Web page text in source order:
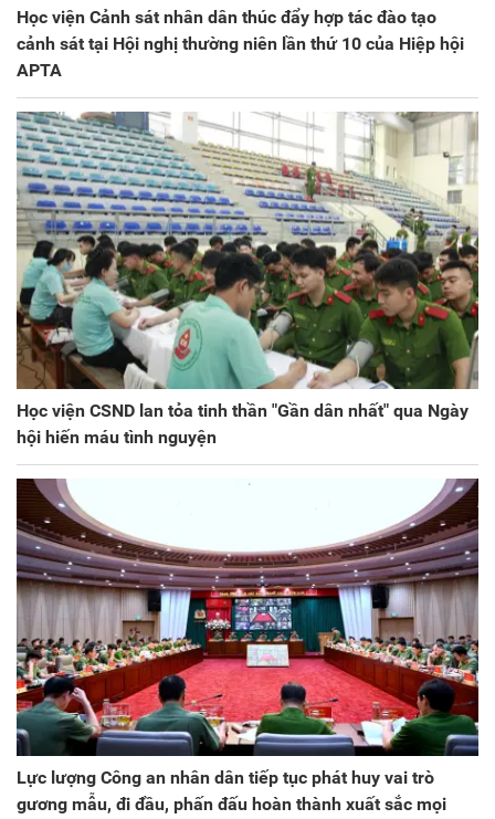
Học viện Cảnh sát nhân dân thúc đẩy hợp tác đào tạo
cảnh sát tại Hội nghị thường niên lần thứ 10 của Hiệp hội
APTA
Học viện CSND lan tỏa tinh thần "Gần dân nhất" qua Ngày
hội hiến máu tình nguyện
Lực lượng Công an nhân dân tiếp tục phát huy vai trò
gương mẫu, đi đầu, phấn đấu hoàn thành xuất sắc mọi